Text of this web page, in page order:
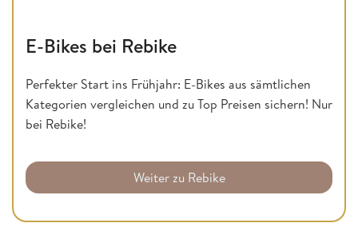
E-Bikes bei Rebike
Perfekter Start ins Frühjahr: E-Bikes aus sämtlichen
Kategorien vergleichen und zu Top Preisen sichern! Nur
bei Rebike!
Weiter zu Rebike